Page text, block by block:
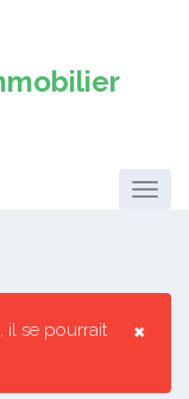
×
, il se pourrait